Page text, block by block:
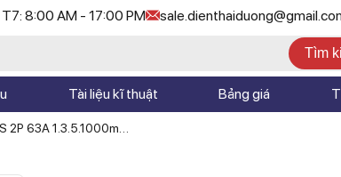
8:00 AM - 17:00 PM
Tìm
Tài liệu kĩ thuật Bảng giá
2P 63A 1.3.5.1000mA